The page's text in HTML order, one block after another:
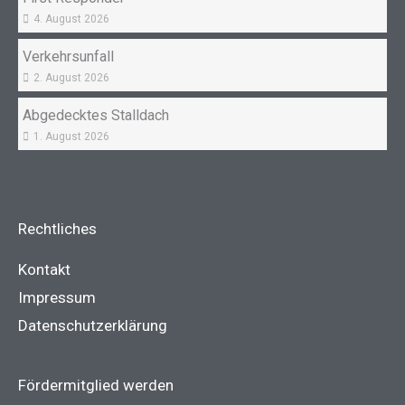
4. August 2026
Verkehrsunfall
2. August 2026
Abgedecktes Stalldach
1. August 2026
Rechtliches
Kontakt
Impressum
Datenschutzerklärung
Fördermitglied werden